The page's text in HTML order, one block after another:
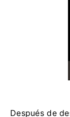
Después de